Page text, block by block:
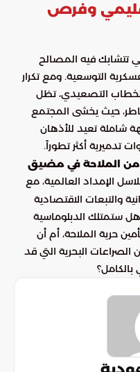
وفرص
تتشابك فيه المصالح
التوسعية. ومع تكرار
التصعيدي، تظل
حيث يخشى المجتمع
شاملة تعيد للأذهان
تدميرية أكثر تطوراً.
الملاحة في مضيق
الإمداد العالمية، مع
والتبعات الاقتصادية
ستمتلك الدبلوماسية
حرية الملاحة، أم أن
الصراعات البحرية التي قد